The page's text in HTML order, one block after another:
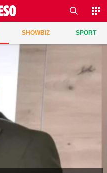
SHOWBIZ SPORT